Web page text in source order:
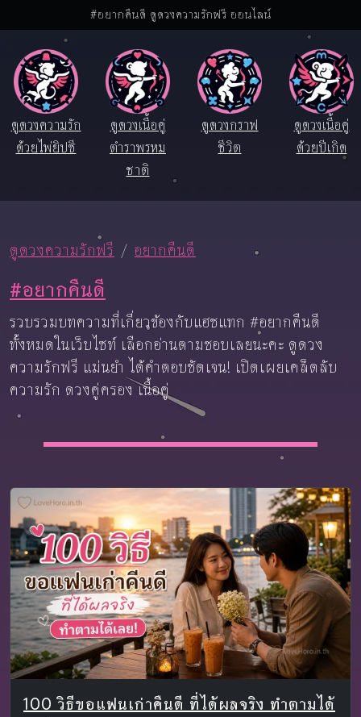
#อยากคืนดี ดูดวงความรักฟรี ออนไลน์
ดูดวงความรัก
ด้วยไพ่ยิปซี
ดูดวงเนื้อคู่
ตำราพรหม
ชาติ
ดูดวงกราฟ
ชีวิต
ดูดวงเนื้อคู่
ด้วยปีเกิด
ดูดวงความรักฟรี อยากคืนดี
#อยากคืนดี
รวบรวมบทความที่เกี่ยวข้องกับแฮชแทก #อยากคืนดี
ทั้งหมดในเว็บไซท์ เลือกอ่านตามชอบเลยนะคะ ดูดวง
ความรักฟรี แม่นยำ ได้คำตอบชัดเจน! เปิดเผยเคล็ดลับ
ความรัก ดวงคู่ครอง เนื้อคู่
100 วิธีขอแฟนเก่าคืนดี ที่ได้ผลจริง ทำตามได้